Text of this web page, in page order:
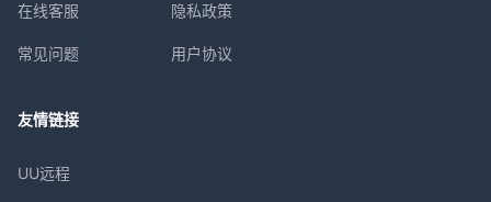
在线客服
常见问题
隐私政策
用户协议
友情链接
UU远程